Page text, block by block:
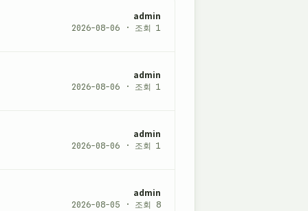
admin
2026-08-06 · 조회 1
admin
2026-08-06 · 조회 1
admin
2026-08-06 · 조회 1
admin
2026-08-05 · 조회 8